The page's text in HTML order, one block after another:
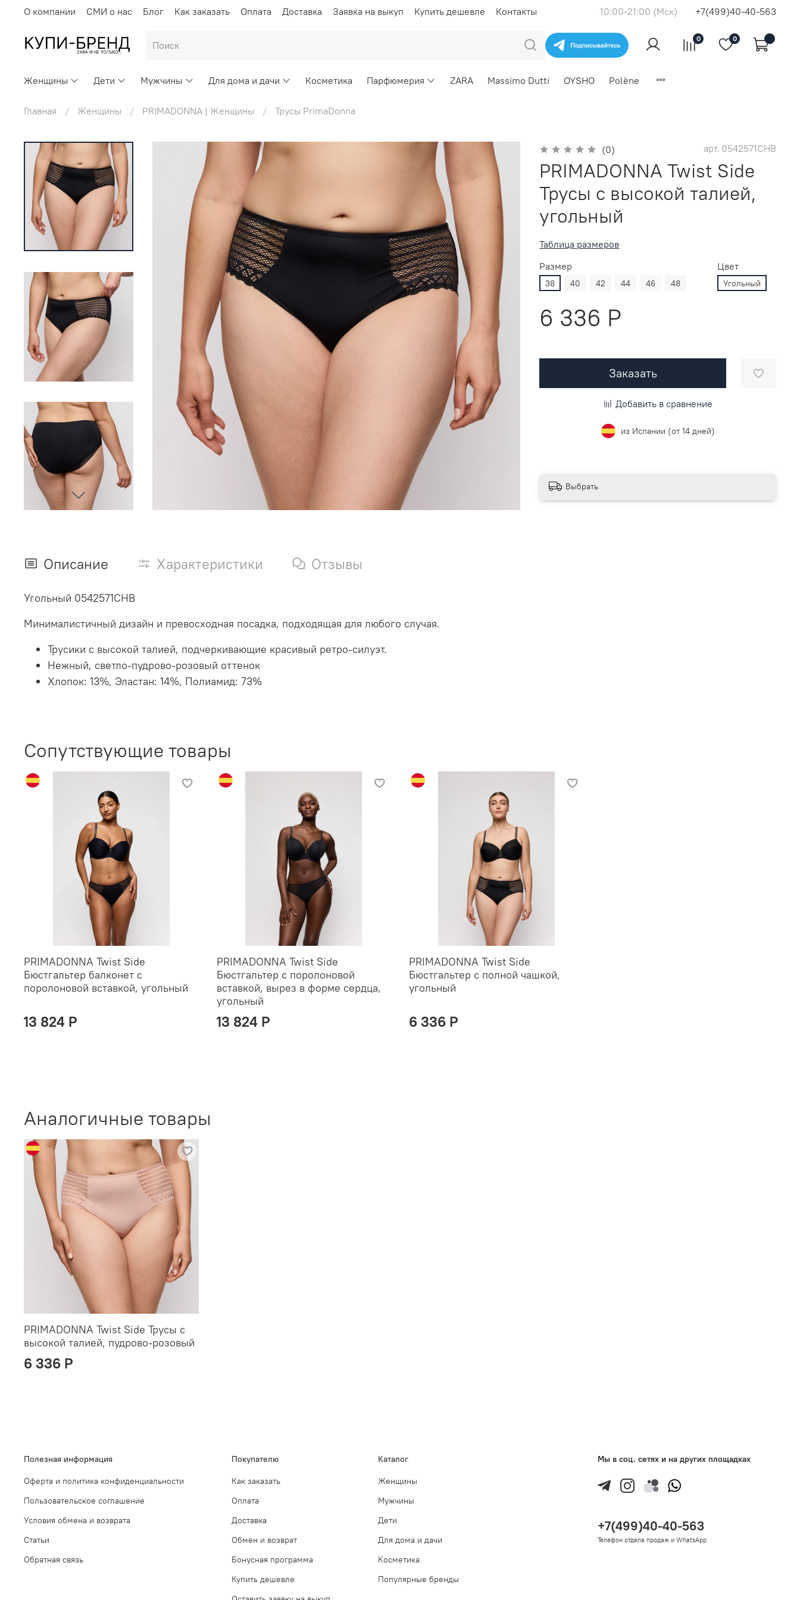
О компании СМИ о нас Блог Как заказать Оплата Доставка Заявка на выкуп Купить дешевле Контакты 10:00-21:00 (Мск) +7(499)40-40-563
0 0
Женщины Дети Мужчины Для дома и дачи Косметика Парфюмерия ZARA Massimo Dutti OYSHO Polène
Главная Женщины PRIMADONNA | Женщины Трусы PrimaDonna
(0) арт. 0542571CHB
PRIMADONNA Twist Side
Трусы с высокой талией,
угольный
Таблица размеров
Размер
38 40 42 44 46 48
Цвет
Угольный
6 336 P
Заказать
Добавить в сравнение
из Испании (от 14 дней)
Выбрать
Описание Характеристики Отзывы
Угольный 0542571CHB
Минималистичный дизайн и превосходная посадка, подходящая для любого случая.
Трусики с высокой талией, подчеркивающие красивый ретро-силуэт.
Нежный, светло-пудрово-розовый оттенок
Хлопок: 13%, Эластан: 14%, Полиамид: 73%
Сопутствующие товары
PRIMADONNA Twist Side
Бюстгальтер балконет с
поролоновой вставкой, угольный
13 824 P
PRIMADONNA Twist Side
Бюстгальтер с поролоновой
вставкой, вырез в форме сердца,
угольный
13 824 P
PRIMADONNA Twist Side
Бюстгальтер с полной чашкой,
угольный
6 336 P
Аналогичные товары
PRIMADONNA Twist Side Трусы с
высокой талией, пудрово-розовый
6 336 P
Полезная информация
Оферта и политика конфиденциальности
Пользовательское соглашение
Условия обмена и возврата
Статьи
Обратная связь
Покупателю
Как заказать
Оплата
Доставка
Обмен и возврат
Бонусная программа
Купить дешевле
Каталог
Женщины
Мужчины
Дети
Для дома и дачи
Косметика
Популярные бренды
Мы в соц. сетях и на других площадках
+7(499)40-40-563
Телефон отдела продаж и WhatsApp